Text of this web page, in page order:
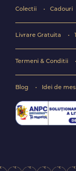
Colectii Cadouri
Livrare Gratuita
Termeni & Conditii
Blog Idei de